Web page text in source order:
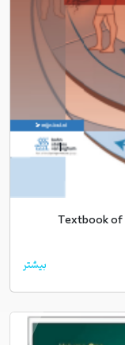
Textbook of
بیشتر